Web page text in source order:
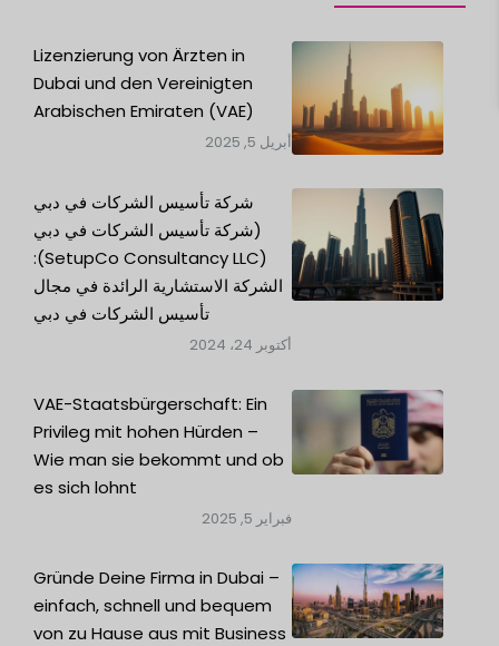
Lizenzierung von Ärzten in
Dubai und den Vereinigten
Arabischen Emiraten (VAE)
أبريل 5, 2025
شركة تأسيس الشركات في دبي
(شركة تأسيس الشركات في دبي
(SetupCo Consultancy LLC):
الشركة الاستشارية الرائدة في مجال
تأسيس الشركات في دبي
أكتوبر 24، 2024
VAE-Staatsbürgerschaft: Ein
Privileg mit hohen Hürden –
Wie man sie bekommt und ob
es sich lohnt
فبراير 5, 2025
Gründe Deine Firma in Dubai –
einfach, schnell und bequem
von zu Hause aus mit Business